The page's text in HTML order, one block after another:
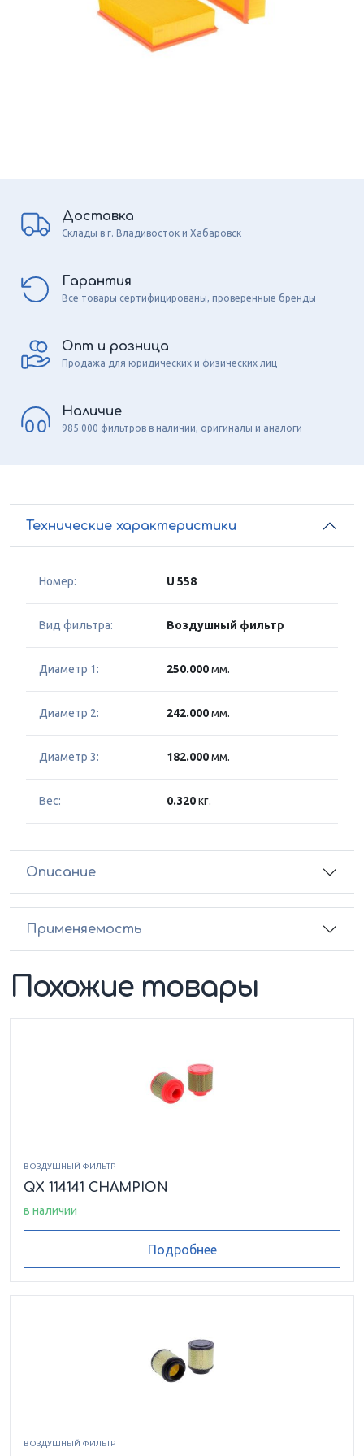
Доставка
Склады в г. Владивосток и Хабаровск
Гарантия
Все товары сертифицированы, проверенные бренды
Опт и розница
Продажа для юридических и физических лиц
Наличие
985 000 фильтров в наличии, оригиналы и аналоги
Технические характеристики
Номер: U 558
Вид фильтра: Воздушный фильтр
Диаметр 1: 250.000мм.
Диаметр 2: 242.000мм.
Диаметр 3: 182.000мм.
Вес: 0.320кг.
Описание
Применяемость
Похожие товары
ВОЗДУШНЫЙ ФИЛЬТР
QX 114141 CHAMPION
в наличии
Подробнее
ВОЗДУШНЫЙ ФИЛЬТР